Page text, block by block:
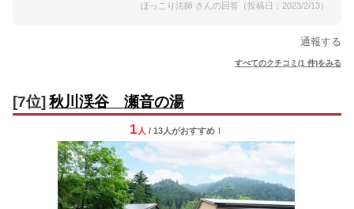
ほっこり法師 さんの回答（投稿日：2023/2/13）
通報する
すべてのクチコミ(1 件)をみる
[7位] 秋川渓谷 瀬音の湯
1 人 / 13人がおすすめ！